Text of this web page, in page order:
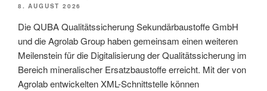
8. AUGUST 2026
Die QUBA Qualitätssicherung Sekundärbaustoffe GmbH
und die Agrolab Group haben gemeinsam einen weiteren
Meilenstein für die Digitalisierung der Qualitätssicherung im
Bereich mineralischer Ersatzbaustoffe erreicht. Mit der von
Agrolab entwickelten XML-Schnittstelle können